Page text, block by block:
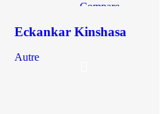
Compare
Add to wishlist
Eckankar Kinshasa
Autre